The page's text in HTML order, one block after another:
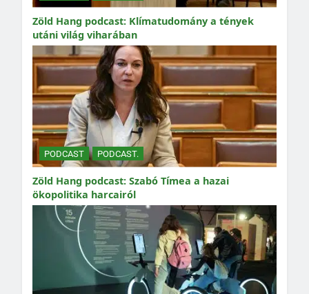
Zöld Hang podcast: Klímatudomány a tények
utáni világ viharában
PODCAST PODCAST.
Zöld Hang podcast: Szabó Tímea a hazai
ökopolitika harcairól